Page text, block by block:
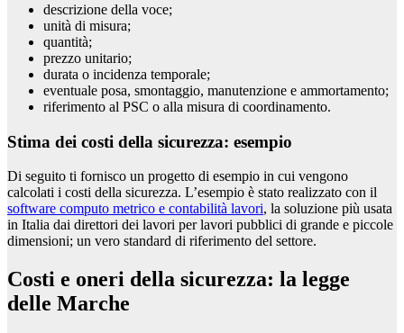
descrizione della voce;
unità di misura;
quantità;
prezzo unitario;
durata o incidenza temporale;
eventuale posa, smontaggio, manutenzione e ammortamento;
riferimento al PSC o alla misura di coordinamento.
Stima dei costi della sicurezza: esempio
Di seguito ti fornisco un progetto di esempio in cui vengono
calcolati i costi della sicurezza. L’esempio è stato realizzato con il
software computo metrico e contabilità lavori, la soluzione più usata
in Italia dai direttori dei lavori per lavori pubblici di grande e piccole
dimensioni; un vero standard di riferimento del settore.
Costi e oneri della sicurezza: la legge
delle Marche